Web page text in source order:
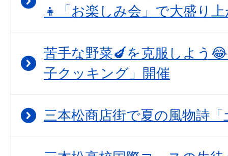
👧「お楽しみ会」で大盛り
苦手な野菜🍆を克服しよう
子クッキング」開催
三本松商店街で夏の風物詩